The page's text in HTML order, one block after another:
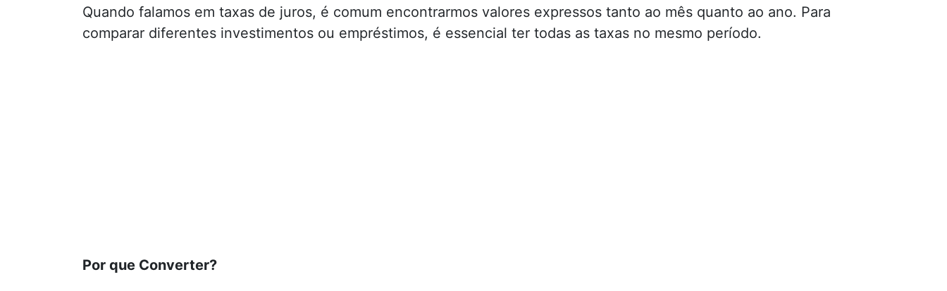
Quando falamos em taxas de juros, é comum encontrarmos valores expressos tanto ao mês quanto ao ano. Para
comparar diferentes investimentos ou empréstimos, é essencial ter todas as taxas no mesmo período.
Por que Converter?